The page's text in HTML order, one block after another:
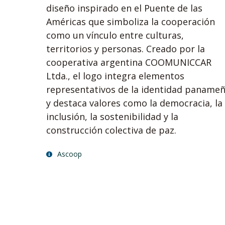
diseño inspirado en el Puente de las
Américas que simboliza la cooperación
como un vínculo entre culturas,
territorios y personas. Creado por la
cooperativa argentina COOMUNICCAR
Ltda., el logo integra elementos
representativos de la identidad
y destaca valores como la democracia, la
inclusión, la sostenibilidad y la
construcción colectiva de paz.
Ascoop